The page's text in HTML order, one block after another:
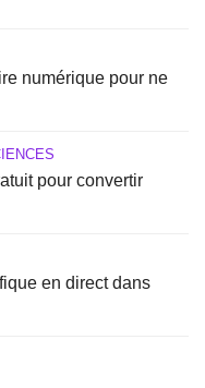
numérique pour ne
pour convertir
en direct dans